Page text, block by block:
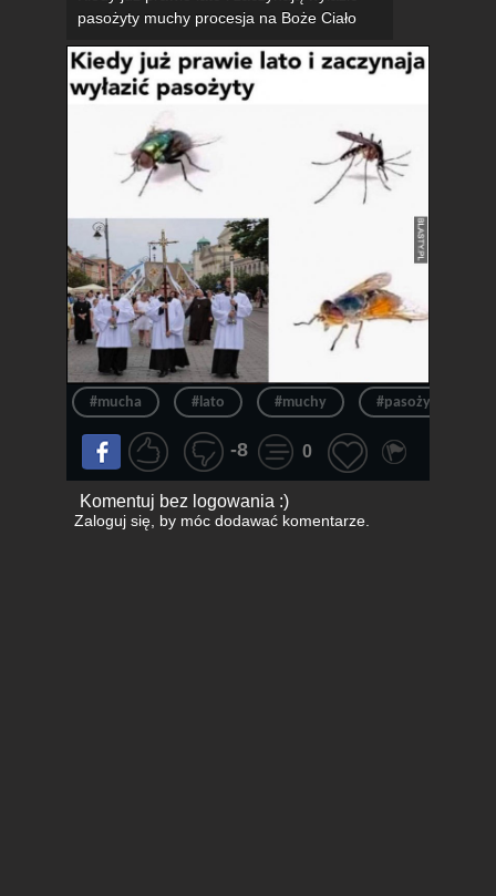
pasożyty muchy procesja na Boże Ciało
#mucha #lato #muchy #pasożyty
-8 0
Komentuj bez logowania :)
Zaloguj się, by móc dodawać komentarze.